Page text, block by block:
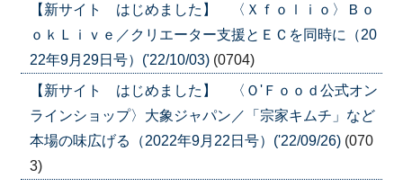
【新サイト はじめました】 〈Ｘｆｏｌｉｏ〉Ｂｏ
ｏｋＬｉｖｅ／クリエーター支援とＥＣを同時に（20
22年9月29日号）('22/10/03) (0704)
【新サイト はじめました】 〈Ｏ'Ｆｏｏｄ公式オン
ラインショップ〉大象ジャパン／「宗家キムチ」など
本場の味広げる（2022年9月22日号）('22/09/26) (070
3)